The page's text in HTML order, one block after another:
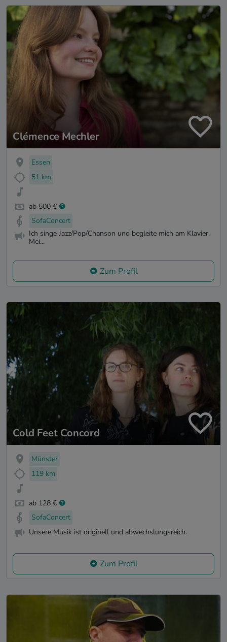
Clémence Mechler
Essen
51 km
ab 500 €
SofaConcert
Ich singe Jazz/Pop/Chanson und begleite mich am Klavier.
Mei...
Zum Profil
Cold Feet Concord
Münster
119 km
ab 128 €
SofaConcert
Unsere Musik ist originell und abwechslungsreich.
Zum Profil